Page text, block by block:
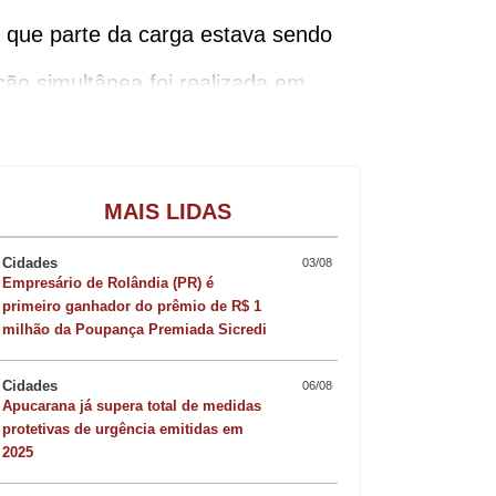
parte da carga estava sendo
simultânea foi realizada em
potes foram recuperados,
potes do produto.
MAIS LIDAS
Cidades 03/08
Empresário de Rolândia (PR) é
primeiro ganhador do prêmio de R$ 1
milhão da Poupança Premiada Sicredi
Cidades 06/08
Apucarana já supera total de medidas
protetivas de urgência emitidas em
2025